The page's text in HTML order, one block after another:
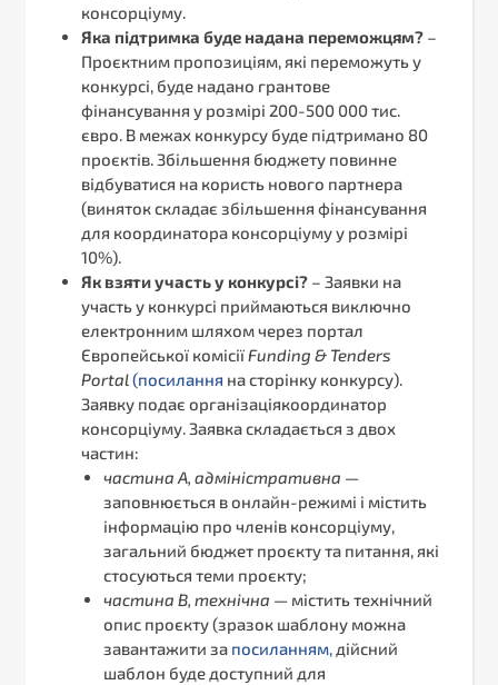
консорціуму.
Яка підтримка буде надана переможцям? –
Проєктним пропозиціям, які переможуть у
конкурсі, буде надано грантове
фінансування у розмірі 200-500 000 тис.
євро. В межах конкурсу буде підтримано 80
проєктів. Збільшення бюджету повинне
відбуватися на користь нового партнера
(виняток складає збільшення фінансування
для координатора консорціуму у розмірі
10%).
Як взяти участь у конкурсі? – Заявки на
участь у конкурсі приймаються виключно
електронним шляхом через портал
Європейської комісіїFunding & Tenders
Portal(посилання на сторінку конкурсу).
Заявку подає організаціякоординатор
консорціуму. Заявка складається з двох
частин:
частина А, адміністративна —
заповнюється в онлайн-режимі і містить
інформацію про членів консорціуму,
загальний бюджет проєкту та питання, які
стосуються теми проєкту;
частина В, технічна — містить технічний
опис проєкту (зразок шаблону можна
завантажити за посиланням, дійсний
шаблон буде доступний для